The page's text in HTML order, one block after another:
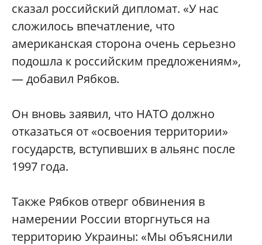
сказал российский дипломат. «У нас
сложилось впечатление, что
американская сторона очень серьезно
подошла к российским предложениям»,
— добавил Рябков.
Он вновь заявил, что НАТО должно
отказаться от «освоения территории»
государств, вступивших в альянс после
1997 года.
Также Рябков отверг обвинения в
намерении России вторгнуться на
территорию Украины: «Мы объяснили